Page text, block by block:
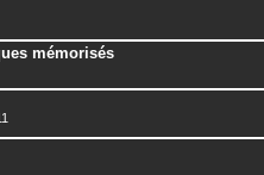
mémorisés